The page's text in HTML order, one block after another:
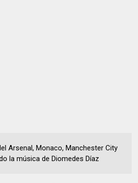
Arsenal, Monaco, Manchester City
la música de Diomedes Díaz